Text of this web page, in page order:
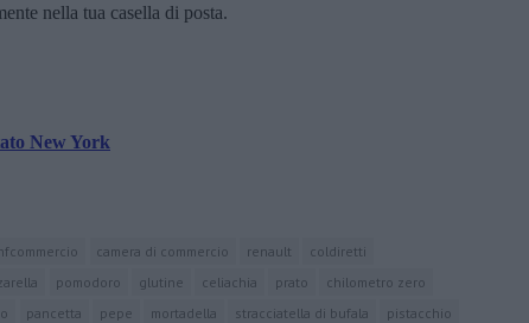
nella tua casella di posta.
New York
camera di commercio renault
coldiretti
pomodoro glutine celiachia prato
chilometro zero
pancetta pepe mortadella stracciatella di bufala
pistacchio